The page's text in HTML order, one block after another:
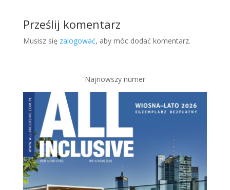
Prześlij komentarz
Musisz się zalogować, aby móc dodać komentarz.
Najnowszy numer